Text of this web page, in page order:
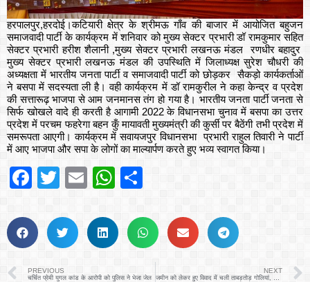
हरपालपुर,हरदोई।कटियारी क्षेत्र के श्रीमऊ गाँव की बाजार में आयोजित बहुजन
समाजवादी पार्टी के कार्यक्रम में शनिवार को मुख्य सेक्टर प्रभारी डॉ रामकुमार सहित
सेक्टर प्रभारी हरीश शैलानी ,मुख्य सेक्टर प्रभारी लखनऊ मंडल रणधीर बहादुर
मुख्य सेक्टर प्रभारी लखनऊ मंडल की उपस्थिति में जिलाध्यक्ष सुरेश चौधरी की
अध्यक्षता में भारतीय जनता पार्टी व समाजवादी पार्टी को छोड़कर सैकड़ो कार्यकर्ताओं
ने बसपा में सदस्यता ली है। वही कार्यक्रम में डॉ रामकुरील ने कहा केन्द्र व प्रदेश
की सत्तारूढ़ भाजपा से आम जनमानस तंग हो गया है। भारतीय जनता पार्टी जनता से
सिर्फ खोखले वादे ही करती है आगामी 2022 के विधानसभा चुनाव में बसपा का उत्तर
प्रदेश में परचम फहरेगा बहन कुँ मायावती मुख्यमंत्री की कुर्सी पर बैठेंगी तभी प्रदेश में
समरूपता आएगी। कार्यक्रम में सवायजपुर विधानसभा प्रभारी राहुल तिवारी ने पार्टी
में आए भाजपा और सपा के लोगों का माल्यार्पण करते हुए भव्य स्वागत किया।
Facebook
Twitter
EmailWhatsApp
PREVIOUS
चर्चित प्रेमी युगल कांड के आरोपी को पुलिस ने भेजा जेल
NEXT